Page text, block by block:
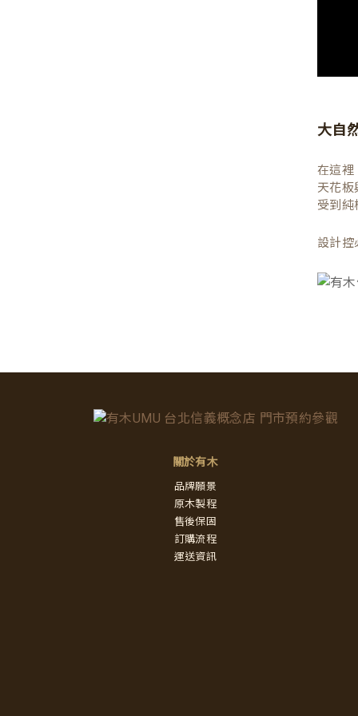
大自
在這裡
天花
受到純
設計
關於有木
品牌願景
原木製程
售後保固
訂購流程
運送資訊